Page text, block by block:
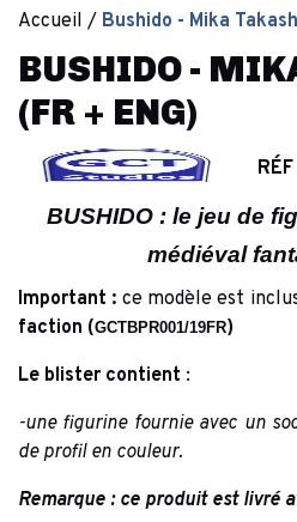
Accueil Bushido - Mika
BUSHIDO -
(FR + ENG)
BUSHIDO : le jeu de
médiéval
Important : ce modèle est
faction (GCTBPR001/19FR)
Le blister contient :
-une figurine fournie avec un
de profil en couleur.
Remarque : ce produit est livré